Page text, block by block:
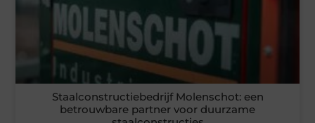
Staalconstructiebedrijf Molenschot: een
betrouwbare partner voor duurzame